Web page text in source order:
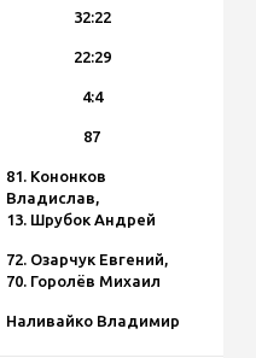
32:22
22:29
4:4
87
81. Кононков
Владислав,
13. Шрубок Андрей
72. Озарчук Евгений,
70. Горолёв Михаил
Наливайко Владимир